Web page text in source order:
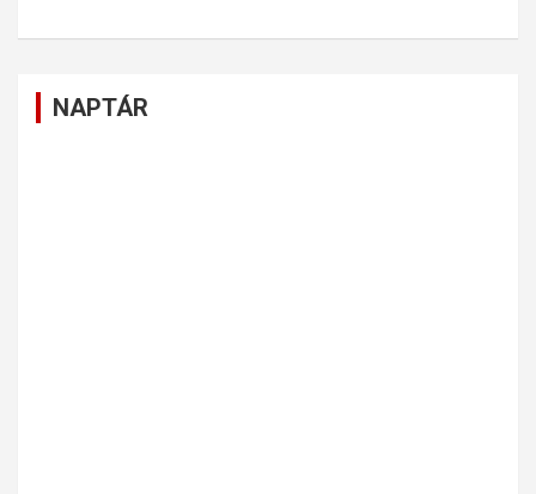
NAPTÁR